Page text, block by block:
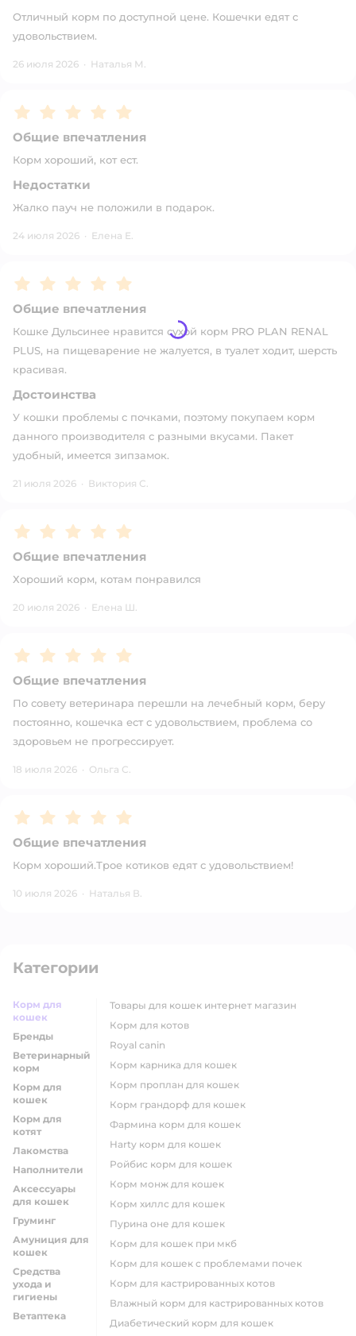
Отличный корм по доступной цене. Кошечки едят с
удовольствием.
26 июля 2026 · Наталья М.
Рейтинг:5
Общие впечатления
Корм хороший, кот ест.
Недостатки
Жалко пауч не положили в подарок.
24 июля 2026 · Елена Е.
Рейтинг:5
Общие впечатления
Кошке Дульсинее нравится сухой корм PRO PLAN RENAL
PLUS, на пищеварение не жалуется, в туалет ходит, шерсть
красивая.
Достоинства
У кошки проблемы с почками, поэтому покупаем корм
данного производителя с разными вкусами. Пакет
удобный, имеется зипзамок.
21 июля 2026 · Виктория С.
Рейтинг:5
Общие впечатления
Хороший корм, котам понравился
20 июля 2026 · Елена Ш.
Рейтинг:5
Общие впечатления
По совету ветеринара перешли на лечебный корм, беру
постоянно, кошечка ест с удовольствием, проблема со
здоровьем не прогрессирует.
18 июля 2026 · Ольга С.
Рейтинг:5
Общие впечатления
Корм хороший.Трое котиков едят с удовольствием!
10 июля 2026 · Наталья В.
Категории
Корм для
кошек
Бренды
Ветеринарный
корм
Корм для
кошек
Корм для
котят
Лакомства
Наполнители
Аксессуары
для кошек
Груминг
Амуниция для
кошек
Средства
ухода и
гигиены
Ветаптека
товары для кошек интернет магазин
корм для котов
royal canin
корм карника для кошек
корм проплан для кошек
корм грандорф для кошек
фармина корм для кошек
harty корм для кошек
ройбис корм для кошек
корм монж для кошек
корм хиллс для кошек
пурина оне для кошек
корм для кошек при мкб
корм для кошек с проблемами почек
Корм для кастрированных котов
влажный корм для кастрированных котов
диабетический корм для кошек